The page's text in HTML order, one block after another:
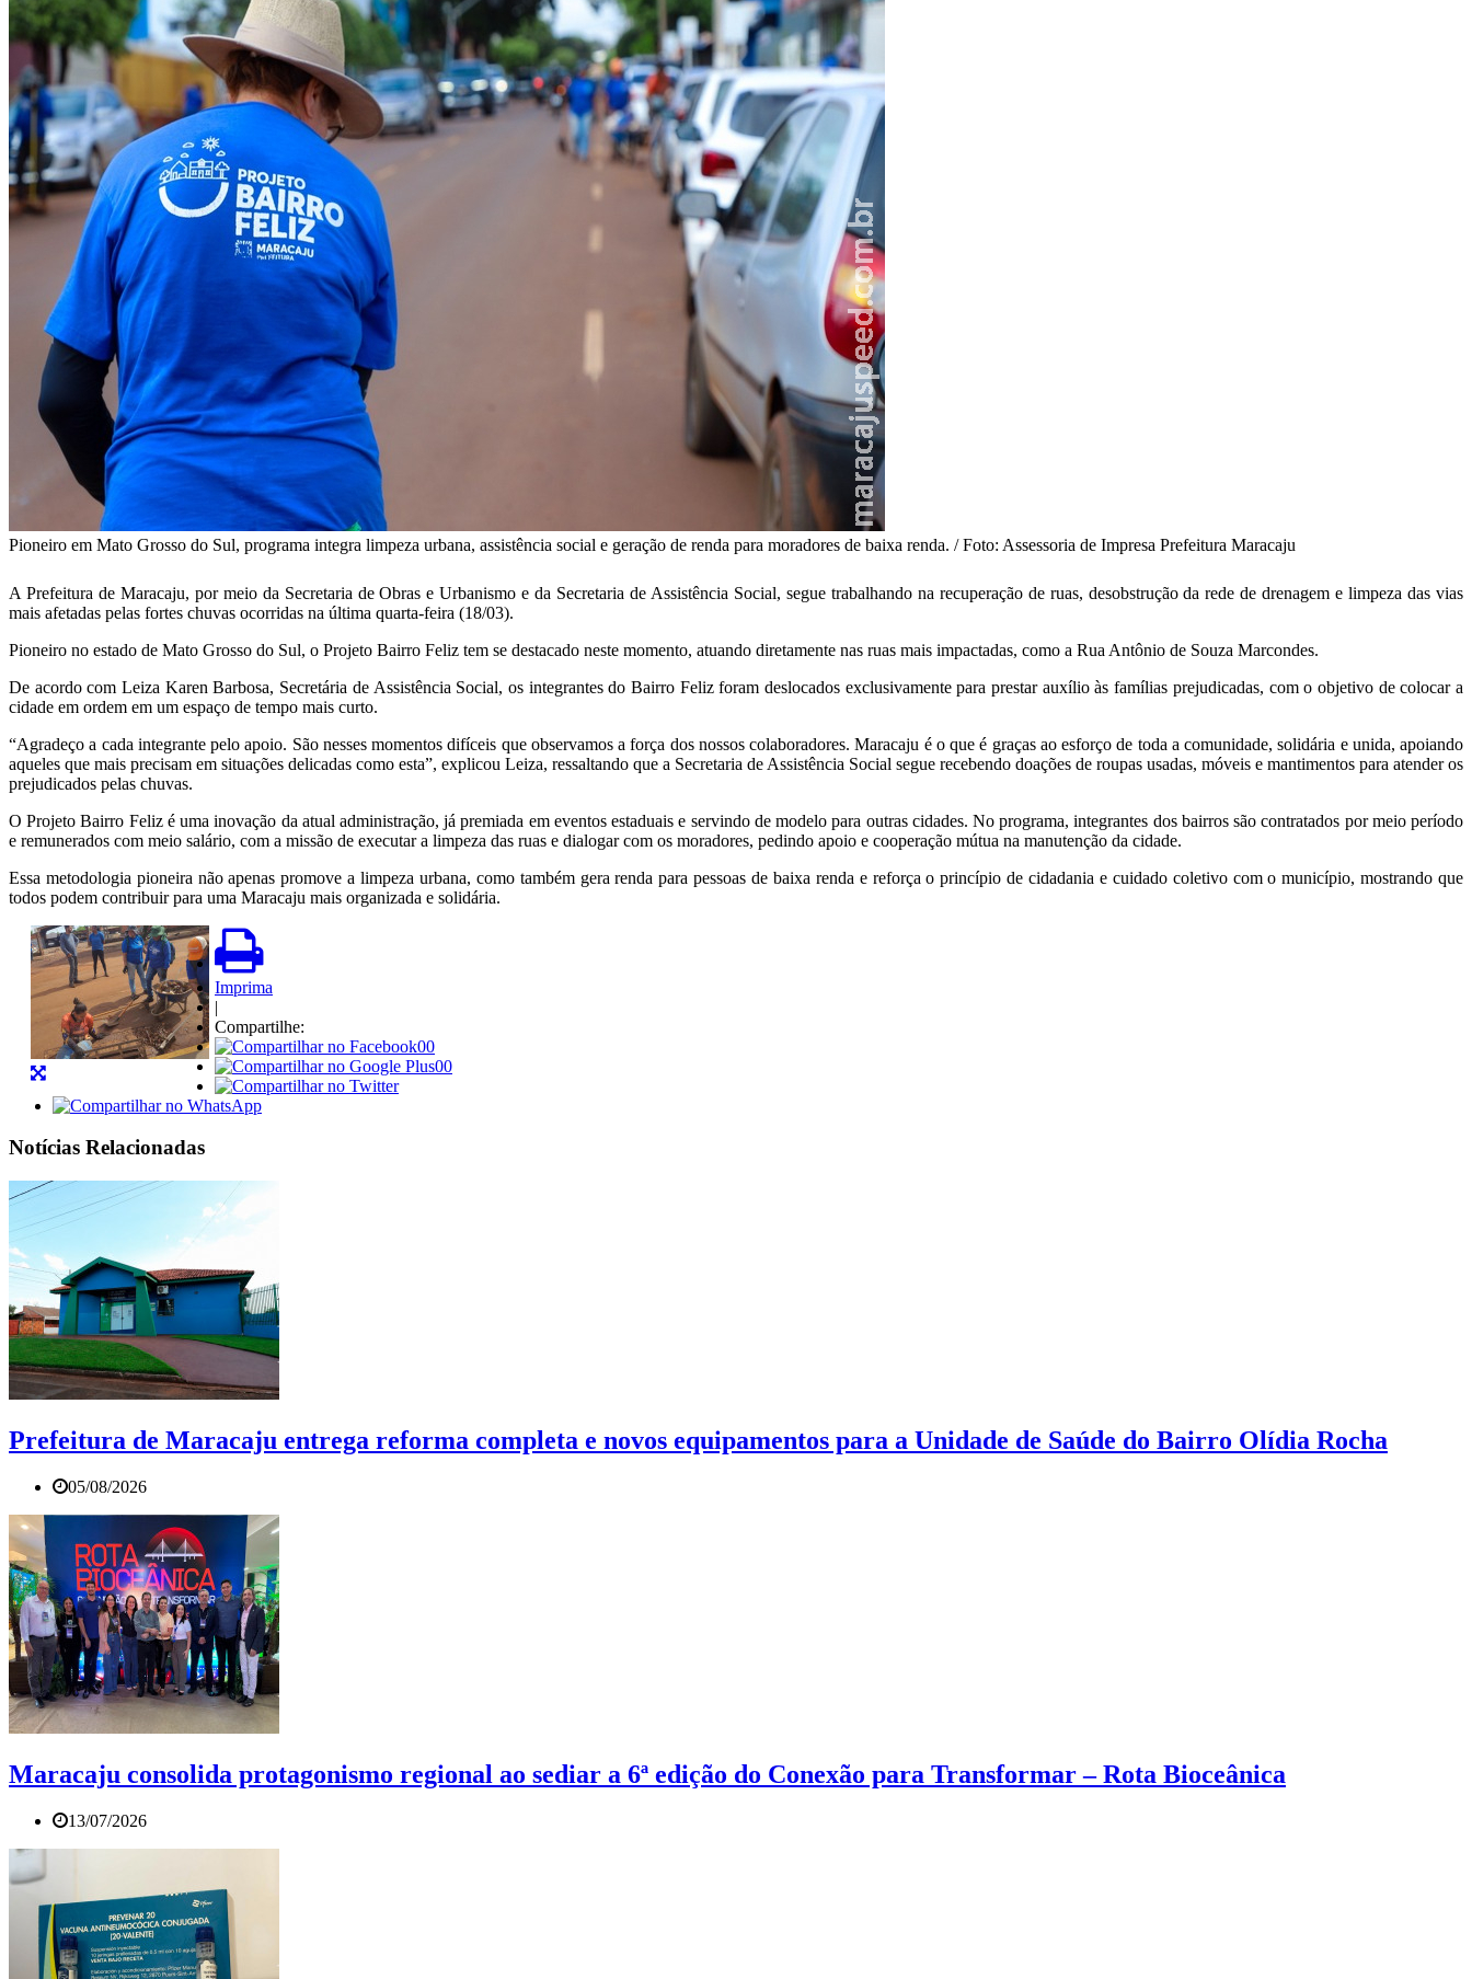
Pioneiro em Mato Grosso do Sul, programa integra limpeza urbana, assistência social e geração de renda para moradores de baixa renda. / Foto: Assessoria de Impresa Prefeitura Maracaju
A Prefeitura de Maracaju, por meio da Secretaria de Obras e Urbanismo e da Secretaria de Assistência Social, segue trabalhando na recuperação de ruas, desobstrução da rede de drenagem e limpeza das vias
mais afetadas pelas fortes chuvas ocorridas na última quarta-feira (18/03).
Pioneiro no estado de Mato Grosso do Sul, o Projeto Bairro Feliz tem se destacado neste momento, atuando diretamente nas ruas mais impactadas, como a Rua Antônio de Souza Marcondes.
De acordo com Leiza Karen Barbosa, Secretária de Assistência Social, os integrantes do Bairro Feliz foram deslocados exclusivamente para prestar auxílio às famílias prejudicadas, com o objetivo de colocar a
cidade em ordem em um espaço de tempo mais curto.
“Agradeço a cada integrante pelo apoio. São nesses momentos difíceis que observamos a força dos nossos colaboradores. Maracaju é o que é graças ao esforço de toda a comunidade, solidária e unida, apoiando
aqueles que mais precisam em situações delicadas como esta”, explicou Leiza, ressaltando que a Secretaria de Assistência Social segue recebendo doações de roupas usadas, móveis e mantimentos para atender os
prejudicados pelas chuvas.
O Projeto Bairro Feliz é uma inovação da atual administração, já premiada em eventos estaduais e servindo de modelo para outras cidades. No programa, integrantes dos bairros são contratados por meio período
e remunerados com meio salário, com a missão de executar a limpeza das ruas e dialogar com os moradores, pedindo apoio e cooperação mútua na manutenção da cidade.
Essa metodologia pioneira não apenas promove a limpeza urbana, como também gera renda para pessoas de baixa renda e reforça o princípio de cidadania e cuidado coletivo com o município, mostrando que
todos podem contribuir para uma Maracaju mais organizada e solidária.
Imprima
|
Compartilhe:
00
00
Notícias Relacionadas
Prefeitura de Maracaju entrega reforma completa e novos equipamentos para a Unidade de Saúde do Bairro Olídia Rocha
05/08/2026
Maracaju consolida protagonismo regional ao sediar a 6ª edição do Conexão para Transformar – Rota Bioceânica
13/07/2026